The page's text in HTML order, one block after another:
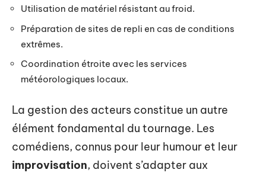
Utilisation de matériel résistant au froid.
Préparation de sites de repli en cas de conditions
extrêmes.
Coordination étroite avec les services
météorologiques locaux.
La gestion des acteurs constitue un autre
élément fondamental du tournage. Les
comédiens, connus pour leur humour et leur
improvisation, doivent s’adapter aux